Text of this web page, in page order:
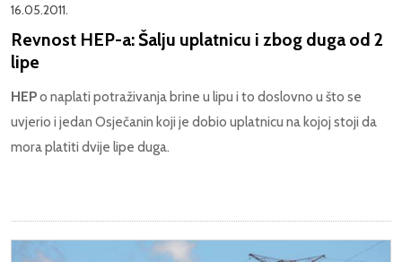
16.05.2011.
Revnost HEP-a: Šalju uplatnicu i zbog duga od 2
lipe
HEPo naplati potraživanja brine u lipu i to doslovno u što se
uvjerio i jedan Osječanin koji je dobio uplatnicu na kojoj stoji da
mora platiti dvije lipe duga.